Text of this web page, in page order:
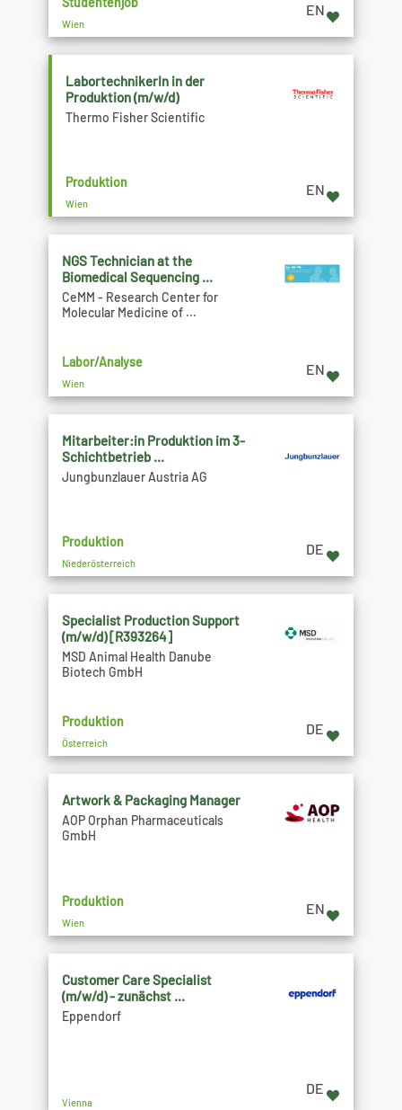
Wien
EN
LabortechnikerIn in der
Produktion (m/w/d)
Thermo Fisher Scientific
Produktion
Wien
EN
NGS Technician at the
Biomedical Sequencing ...
CeMM - Research Center for
Molecular Medicine of ...
Labor/Analyse
Wien
EN
Mitarbeiter:in Produktion im 3-
Schichtbetrieb ...
Jungbunzlauer Austria AG
Produktion
Niederösterreich
DE
Specialist Production Support
(m/w/d) [R393264]
MSD Animal Health Danube
Biotech GmbH
Produktion
Österreich
DE
Artwork & Packaging Manager
AOP Orphan Pharmaceuticals
GmbH
Produktion
Wien
EN
Customer Care Specialist
(m/w/d) - zunächst ...
Eppendorf
Vienna
DE